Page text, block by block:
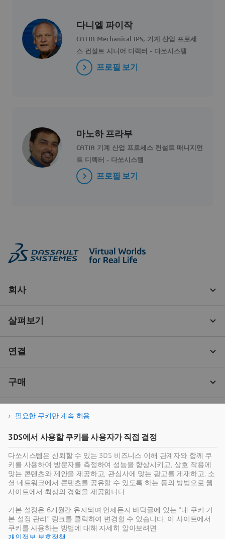
다니엘 파이작
CATIA Mechanical IPS, 기계 산업 프로세
스 컨설트 시니어 디렉터 - 다쏘시스템
프로필 보기
마노하 프라부
CATIA 기계 산업 프로세스 컨설트 매니지먼
트 디렉터 - 다쏘시스템
프로필 보기
필요한 쿠키만 계속 허용
3DS에서 사용할 쿠키를 사용자가 직접 결정
다쏘시스템은 신뢰할 수 있는 3DS 비즈니스 이해 관계자와 함께 쿠
키를 사용하여 방문자를 측정하여 성능을 향상시키고, 상호 작용에
맞는 콘텐츠와 제안을 제공하고, 관심사에 맞는 광고를 게재하고, 소
셜 네트워크에서 콘텐츠를 공유할 수 있도록 하는 등의 방법으로 웹
사이트에서 최상의 경험을 제공합니다.
기본 설정은 6개월간 유지되며 언제든지 바닥글에 있는 "내 쿠키 기
본 설정 관리" 링크를 클릭하여 변경할 수 있습니다. 이 사이트에서
쿠키를 사용하는 방법에 대해 자세히 알아보려면
개인정보 보호정책